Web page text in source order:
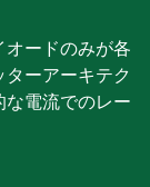
ードのみが各
ーアーキテク
電流でのレー